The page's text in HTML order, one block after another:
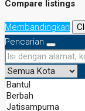
Compare listings
Membandingkan
Pencarian